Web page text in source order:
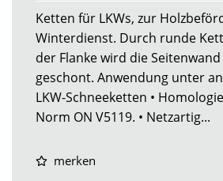
Ketten für LKWs, zur
Winterdienst. Durch runde
der Flanke wird die Seitenwand
geschont. Anwendung unter
LKW-Schneeketten •
Norm ON V5119. • Netzartig...
merken